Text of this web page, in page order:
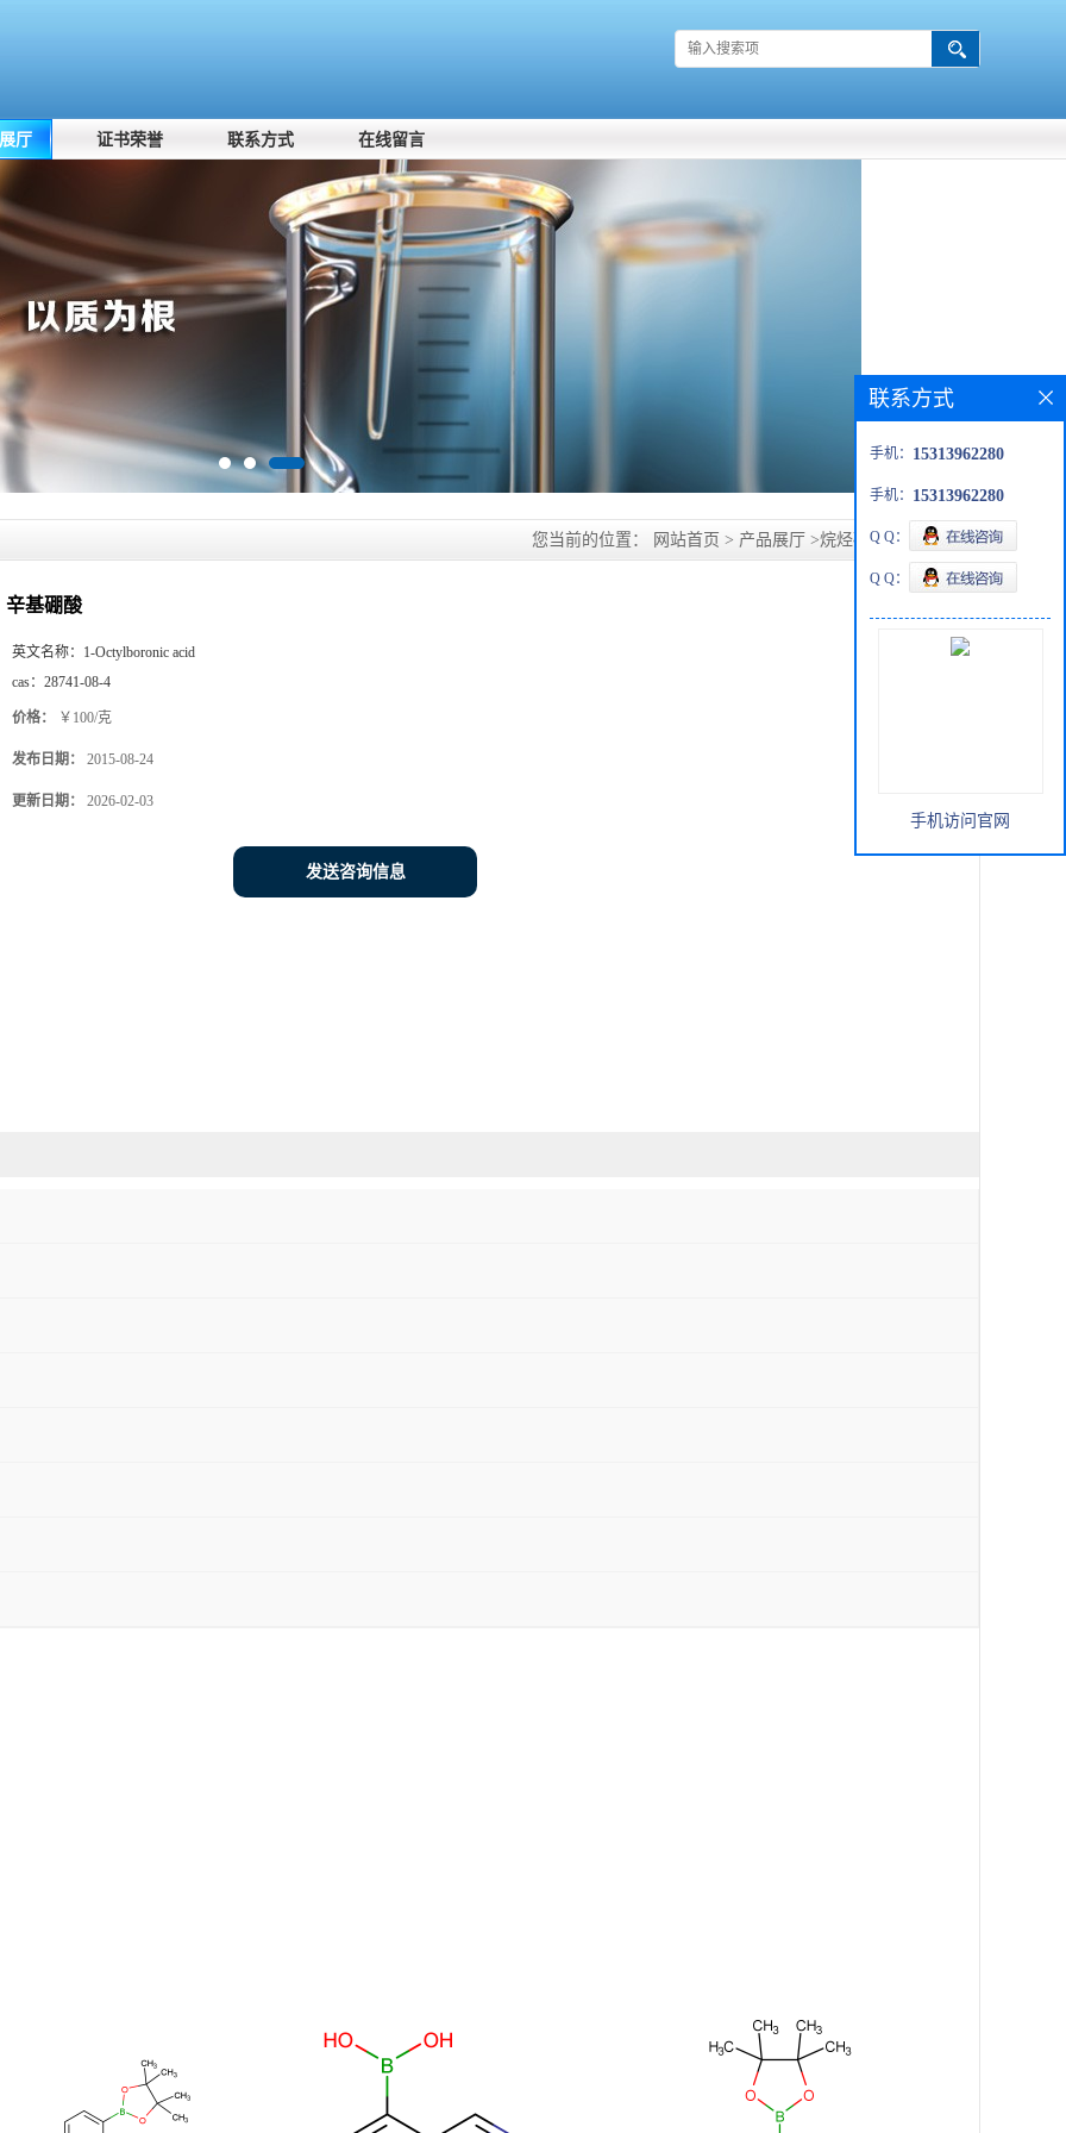
厅 证书荣誉 联系方式 在线留言
您当前的位置： 网站首页 > 产品展厅 >烷烃硼酸> 辛基硼酸
辛基硼酸
英文名称： 1-Octylboronic acid
cas： 28741-08-4
价格： ￥100/克
发布日期： 2015-08-24
更新日期： 2026-02-03
发送咨询信息
联系方式
手机： 15313962280
手机： 15313962280
Q Q：
Q Q：
手机访问官网